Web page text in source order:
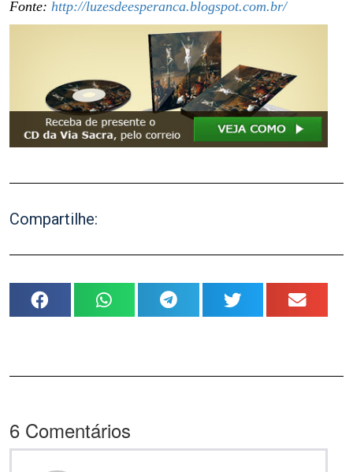
Fonte: http://luzesdeesperanca.blogspot.com.br/
Compartilhe:
6 Comentários